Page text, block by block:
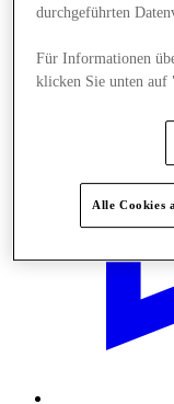
durchgeführten
Für Informationen
klicken Sie unten auf
Alle Cookies